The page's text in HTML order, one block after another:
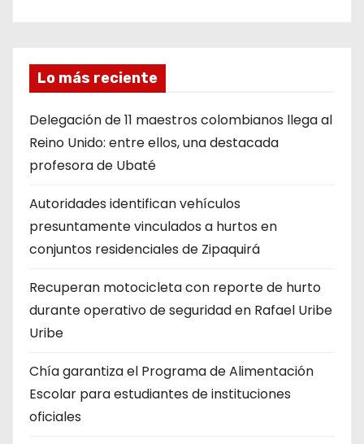
Lo más reciente
Delegación de 11 maestros colombianos llega al
Reino Unido: entre ellos, una destacada
profesora de Ubaté
Autoridades identifican vehículos
presuntamente vinculados a hurtos en
conjuntos residenciales de Zipaquirá
Recuperan motocicleta con reporte de hurto
durante operativo de seguridad en Rafael Uribe
Uribe
Chía garantiza el Programa de Alimentación
Escolar para estudiantes de instituciones
oficiales